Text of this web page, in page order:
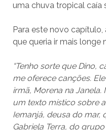
uma chuva tropical caía
Para este novo
que queria ir mais longe
“Tenho sorte que Dino,
me oferece canções.
irmã, Morena na
um texto místico sobre
Iemanjá, deusa do mar,
Gabriela Terra, do